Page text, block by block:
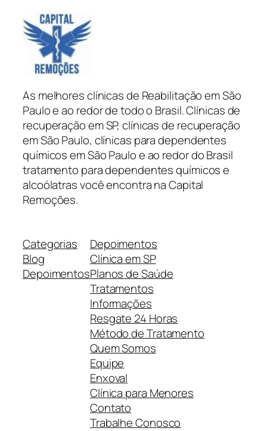
As melhores clínicas de Reabilitação em São
Paulo e ao redor de todo o Brasil. Clínicas de
recuperação em SP, clínicas de recuperação
em São Paulo, clínicas para dependentes
químicos em São Paulo e ao redor do Brasil
tratamento para dependentes químicos e
alcoólatras você encontra na Capital
Remoções.
Categorias
Blog
Depoimentos
Depoimentos
Clínica em SP
Planos de Saúde
Tratamentos
Informações
Resgate 24 Horas
Método de Tratamento
Quem Somos
Equipe
Enxoval
Clínica para Menores
Contato
Trabalhe Conosco